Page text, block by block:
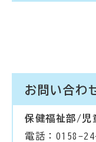
お問い合わ
保健福祉部/児
電話：0158-